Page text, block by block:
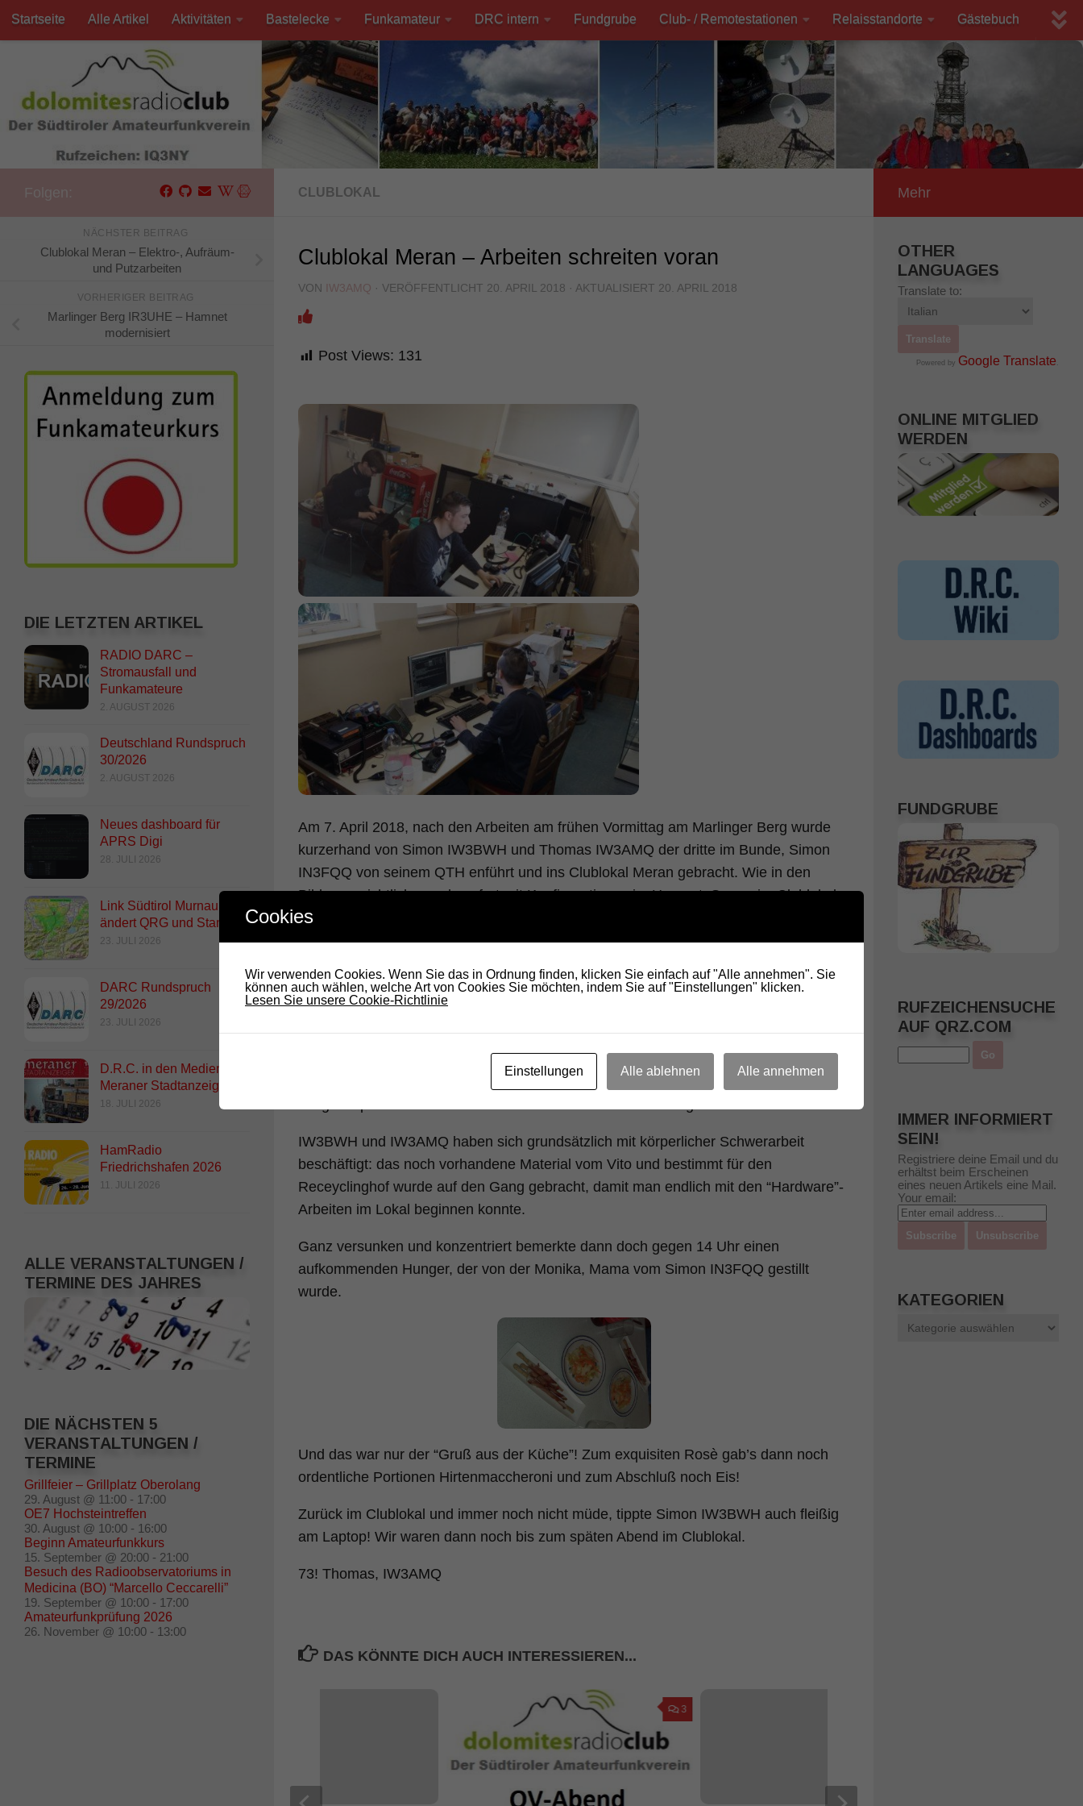
Unter dem Inhalt
Startseite Alle Artikel Aktivitäten Bastelecke Funkamateur DRC intern Fundgrube Club- / Remotestationen Relaisstandorte Gästebuch
CLUBLOKAL
Clublokal Meran – Arbeiten schreiten voran
VON IW3AMQ · VERÖFFENTLICHT 20. APRIL 2018 · AKTUALISIERT 20. APRIL 2018
Post Views: 131
Am 7. April 2018, nach den Arbeiten am frühen Vormittag am Marlinger Berg wurde
kurzerhand von Simon IW3BWH und Thomas IW3AMQ der dritte im Bunde, Simon
IN3FQQ von seinem QTH enführt und ins Clublokal Meran gebracht. Wie in den
Bildern ersichtlich, wurde sofort mit Konfigurationen im Hamnet, Server im Clublokal –
also alles Arbeiten im Informatikbereich, begonnen.
Stunden im Jahr aufgewandt, um die Dienste im Hamnet auf den neuesten Stand zu
halten und neues auszuprobieren. Nur um einige aufzuzählen: Telefonieserver,
Es wurde auch die neue Remotestation für Kurzwelle installiert. Aufgrund eines
IW3BWH und IW3AMQ haben sich grundsätzlich mit körperlicher Schwerarbeit
beschäftigt: das noch vorhandene Material vom Vito und bestimmt für den
Receyclinghof wurde auf den Gang gebracht, damit man endlich mit den “Hardware”-
Arbeiten im Lokal beginnen konnte.
Ganz versunken und konzentriert bemerkte dann doch gegen 14 Uhr einen
aufkommenden Hunger, der von der Monika, Mama vom Simon IN3FQQ gestillt
wurde.
Und das war nur der “Gruß aus der Küche”! Zum exquisiten Rosè gab’s dann noch
ordentliche Portionen Hirtenmaccheroni und zum Abschluß noch Eis!
Zurück im Clublokal und immer noch nicht müde, tippte Simon IW3BWH auch fleißig
am Laptop! Wir waren dann noch bis zum späten Abend im Clublokal.
73! Thomas, IW3AMQ
DAS KÖNNTE DICH AUCH INTERESSIEREN...
3
NÄCHSTER BEITRAG
Clublokal Meran – Elektro-, Aufräum-
und Putzarbeiten
VORHERIGER BEITRAG
Marlinger Berg IR3UHE – Hamnet
modernisiert
DIE LETZTEN ARTIKEL
RADIO DARC –
Stromausfall und
Funkamateure
2. AUGUST 2026
Deutschland Rundspruch
30/2026
2. AUGUST 2026
Neues dashboard für
APRS Digi
28. JULI 2026
Link Südtirol Murnau Süd
ändert QRG und Standort
23. JULI 2026
DARC Rundspruch
29/2026
23. JULI 2026
D.R.C. in den Medien –
Meraner Stadtanzeiger
18. JULI 2026
HamRadio
Friedrichshafen 2026
11. JULI 2026
ALLE VERANSTALTUNGEN /
TERMINE DES JAHRES
DIE NÄCHSTEN 5
VERANSTALTUNGEN /
TERMINE
Grillfeier – Grillplatz Oberolang
29. August @ 11:00 - 17:00
OE7 Hochsteintreffen
30. August @ 10:00 - 16:00
Beginn Amateurfunkkurs
15. September @ 20:00 - 21:00
Besuch des Radioobservatoriums in
Medicina (BO) “Marcello Ceccarelli”
19. September @ 10:00 - 17:00
Amateurfunkprüfung 2026
26. November @ 10:00 - 13:00
Mehr
OTHER
LANGUAGES
Translate to:
Powered by Google Translate .
ONLINE MITGLIED
WERDEN
FUNDGRUBE
RUFZEICHENSUCHE
AUF QRZ.COM
IMMER INFORMIERT
SEIN!
Registriere deine Email und du
erhältst beim Erscheinen
eines neuen Artikels eine Mail.
Your email:
KATEGORIEN
Cookies
Wir verwenden Cookies. Wenn Sie das in Ordnung finden, klicken Sie einfach auf "Alle annehmen". Sie
können auch wählen, welche Art von Cookies Sie möchten, indem Sie auf "Einstellungen" klicken.
Lesen Sie unsere Cookie-Richtlinie
Einstellungen Alle ablehnen Alle annehmen